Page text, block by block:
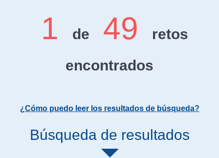
1 de 49
retos
encontrados
¿Cómo puedo leer los resultados de búsqueda?
Búsqueda de resultados